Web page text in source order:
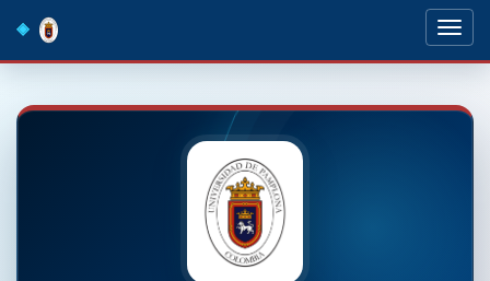
navigation